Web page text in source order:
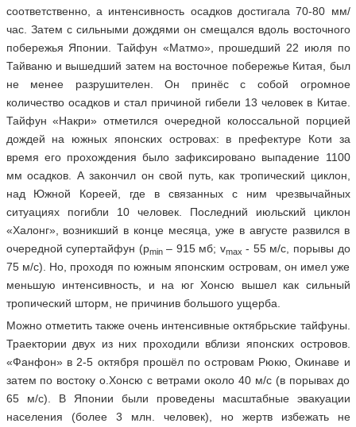
соответственно, а интенсивность осадков достигала 70-80 мм/
час. Затем с сильными дождями он смещался вдоль восточного
побережья Японии. Тайфун «Матмо», прошедший 22 июля по
Тайваню и вышедший затем на восточное побережье Китая, был
не менее разрушителен. Он принёс с собой огромное
количество осадков и стал причиной гибели 13 человек в Китае.
Тайфун «Накри» отметился очередной колоссальной порцией
дождей на южных японских островах: в префектуре Коти за
время его прохождения было зафиксировано выпадение 1100
мм осадков. А закончил он свой путь, как тропический циклон,
над Южной Кореей, где в связанных с ним чрезвычайных
ситуациях погибли 10 человек. Последний июльский циклон
«Халонг», возникший в конце месяца, уже в августе развился в
очередной супертайфун (рmin– 915 мб; vmax - 55 м/c, порывы до
75 м/с). Но, проходя по южным японским островам, он имел уже
меньшую интенсивность, и на юг Хонсю вышел как сильный
тропический шторм, не причинив большого ущерба.
Можно отметить также очень интенсивные октябрьские тайфуны.
Траектории двух из них проходили вблизи японских островов.
«Фанфон» в 2-5 октября прошёл по островам Рюкю, Окинаве и
затем по востоку о.Хонсю с ветрами около 40 м/с (в порывах до
65 м/с). В Японии были проведены масштабные эвакуации
населения (более 3 млн. человек), но жертв избежать не